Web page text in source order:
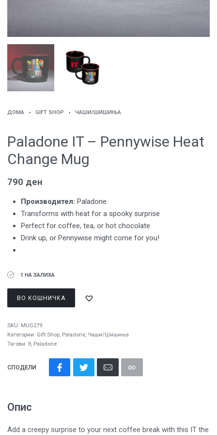
ДОМА › GIFT SHOP › ЧАШИ/ШИШИЊА
Paladone IT – Pennywise Heat
Change Mug
790 ден
Производител: Paladone
Transforms with heat for a spooky surprise
Perfect for coffee, tea, or hot chocolate
Drink up, or Pennywise might come for you!
1 НА ЗАЛИХА
ВО КОШНИЧКА
SKU: MUG279
Категории: Gift Shop, Paladone, Чаши/Шишиња
Тагови: It, Paladone
СПОДЕЛИ
Опис
Add a creepy surprise to your next coffee break with this IT the